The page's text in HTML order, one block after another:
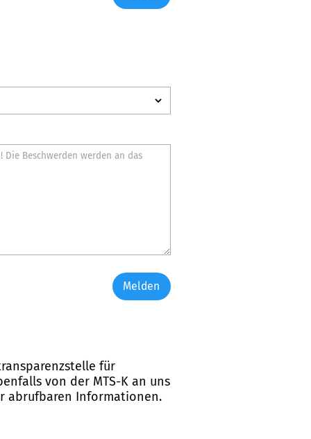
Melden
für
von der MTS-K an uns
abrufbaren Informationen.